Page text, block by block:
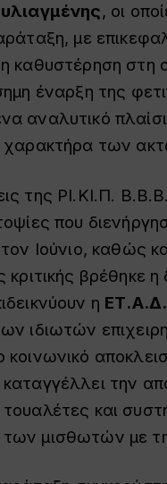
, οι
με
καθυστέρηση
έναρξη της
αναλυτικό
χαρακτήρα των
της ΡΙ.ΚΙ.Π.
που
Ιούνιο, καθώς
κριτικής
η ΕΤ.Α.Δ.
ιδιωτών
κοινωνικό
την
και
μισθωτών με